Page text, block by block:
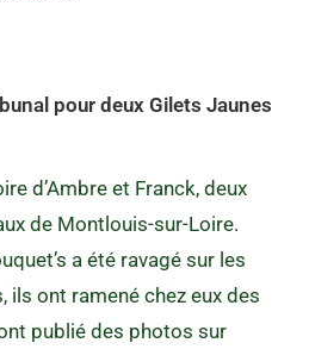
pour deux Gilets Jaunes
d’Ambre et Franck, deux
de Montlouis-sur-Loire.
a été ravagé sur les
ils ont ramené chez eux des
publié des photos sur